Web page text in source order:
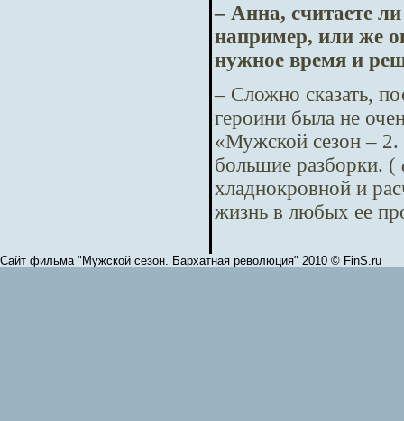
– Анна, считаете
например, или же
нужное время и
– Сложно сказать,
героини была не
«Мужской сезон –
большие разборки. (
хладнокровной и
жизнь в любых ее
Сайт фильма "Мужской сезон. Бархатная революция" 2010 © FinS.ru